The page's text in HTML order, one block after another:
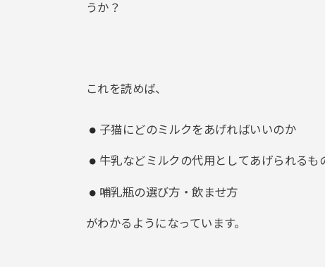
うか？
これを読めば、
子猫にどのミルクをあげればいいのか
牛乳などミルクの代用としてあげられるも
哺乳瓶の選び方・飲ませ方
がわかるようになっています。